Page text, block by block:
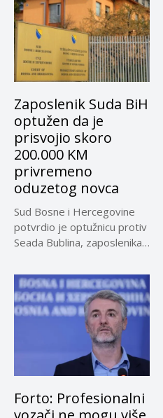
Zaposlenik Suda BiH
optužen da je
prisvojio skoro
200.000 KM
privremeno
oduzetog novca
Sud Bosne i Hercegovine
potvrdio je optužnicu protiv
Seada Bublina, zaposlenika
Forto: Profesionalni